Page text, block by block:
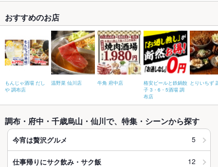
おすすめのお店
もんじゃ酒場 だし
や 調布店
温野菜 仙川店 牛角 府中店
格安ビールと鉄鍋餃
子 3・6・5酒場 調
布店
とりいちず
調布・府中・千歳烏山・仙川で、特集・シーンから探す
今宵は贅沢グルメ 5
仕事帰りにサク飲み・サク飯 12